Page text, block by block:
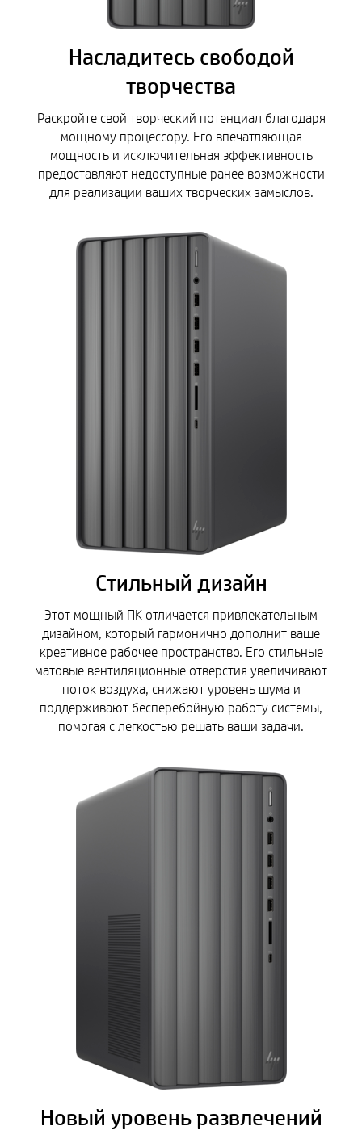
Насладитесь свободой
творчества
Раскройте свой творческий потенциал благодаря
мощному процессору. Его впечатляющая
мощность и исключительная эффективность
предоставляют недоступные ранее возможности
для реализации ваших творческих замыслов.
Стильный дизайн
Этот мощный ПК отличается привлекательным
дизайном, который гармонично дополнит ваше
креативное рабочее пространство. Его стильные
матовые вентиляционные отверстия увеличивают
поток воздуха, снижают уровень шума и
поддерживают бесперебойную работу системы,
помогая с легкостью решать ваши задачи.
Новый уровень развлечений